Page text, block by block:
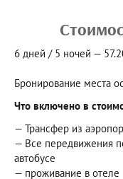
6 дней / 5 ночей —
Бронирование места
Что включено в
— Трансфер из
— Все передвижения
автобусе
— проживание в отеле